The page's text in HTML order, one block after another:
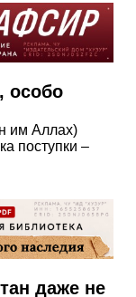
особо
им Аллах)
поступки –
даже не